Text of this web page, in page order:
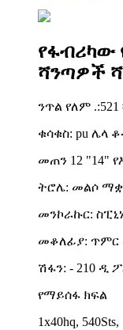
የፋብሪካው
ሻንጣዎች
ንጥል የለም .:521
ቁሳቁስ: pu ሌላ
መጠን 12 "14"
ትሮሌ: መልሶ
መንኮራኩር:
መቆለፊያ: ጥምር
ሽፋን: - 210 ዲ
የማይሰፋ ክፍል
1x40hq,